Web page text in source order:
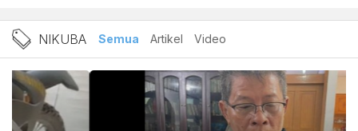
Berita Nikuba Terbaru
NIKUBA Semua Artikel Video